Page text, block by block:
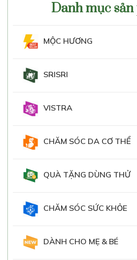
Danh mục
MỘC HƯƠNG
SRISRI
VISTRA
CHĂM SÓC DA CƠ THỂ
QUÀ TẶNG DÙNG THỬ
CHĂM SÓC SỨC KHỎE
DÀNH CHO MẸ & BÉ